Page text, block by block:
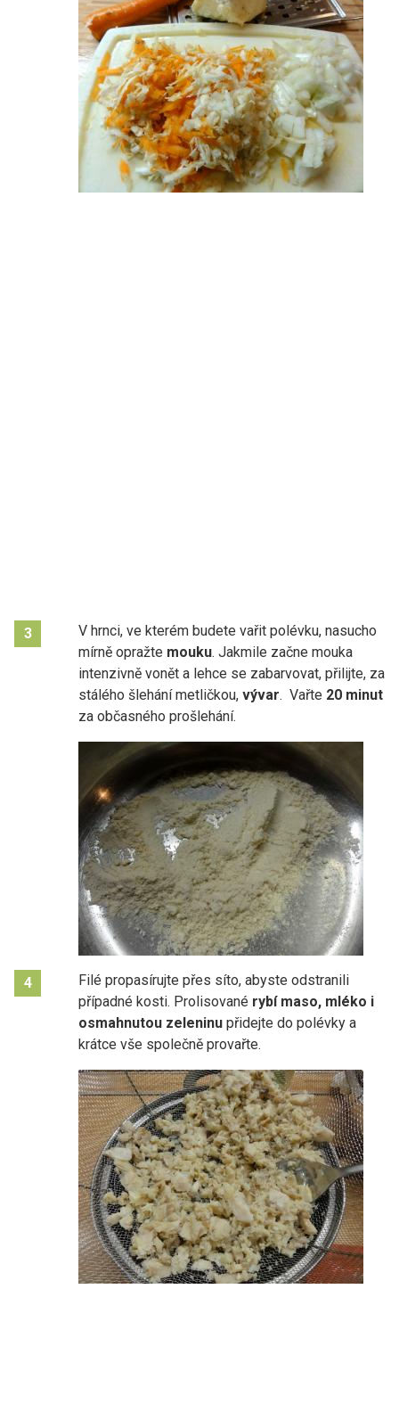
3 V hrnci, ve kterém budete vařit polévku, nasucho
mírně opražte mouku. Jakmile začne mouka
intenzivně vonět a lehce se zabarvovat, přilijte, za
stálého šlehání metličkou, vývar. Vařte 20 minut
za občasného prošlehání.
4
Filé propasírujte přes síto, abyste odstranili
případné kosti. Prolisované rybí maso, mléko i
osmahnutou zeleninu přidejte do polévky a
krátce vše společně provařte.